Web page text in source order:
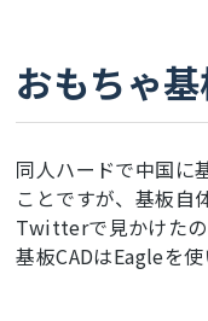
おもちゃ
同人ハードで中国に
ことですが、基板自
Twitterで見かけた
基板CADはEagleを